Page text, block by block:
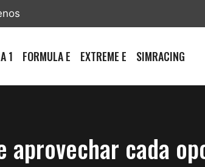
1 FORMULA E EXTREME E SIMRACING
aprovechar cada